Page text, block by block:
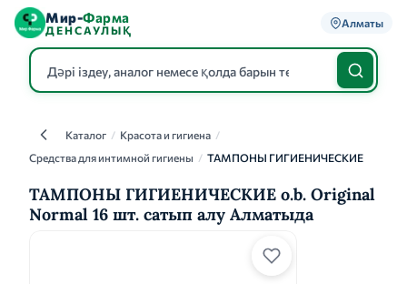
Мир-Фарма
ДЕНСАУЛЫҚ
Алматы
КаталогКаталог / Красота и гигиена /
Средства для интимной гигиены / ТАМПОНЫ ГИГИЕНИЧЕСКИЕ
ТАМПОНЫ ГИГИЕНИЧЕСКИЕ o.b. Original
Normal 16 шт. сатып алу Алматыда